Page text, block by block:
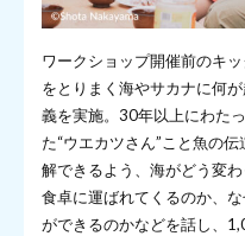
ワークショップ開催前のキ
をとりまく海やサカナに何
義を実施。30年以上にわた
た“ウエカツさん”こと魚の
解できるよう、海がどう変
食卓に運ばれてくるのか、
ができるのかなどを話し、